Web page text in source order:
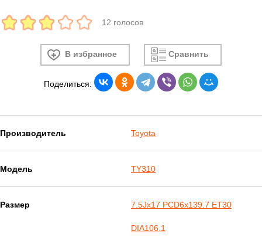
12 голосов
В избранное Сравнить
Поделиться:
Производитель Toyota
Модель TY310
Размер 7.5Jx17 PCD6x139.7 ET30
DIA106.1